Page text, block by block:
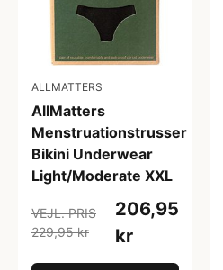
ALLMATTERS
AllMatters
Menstruationstrusser
Bikini Underwear
Light/Moderate XXL
VEJL. PRIS
229,95 kr
206,95
kr